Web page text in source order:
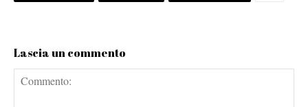
Lascia un commento